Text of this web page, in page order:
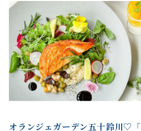
オランジェガーデン五十鈴川♡「